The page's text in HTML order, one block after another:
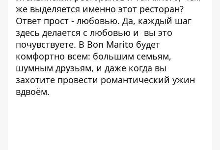
же выделяется именно этот ресторан?
Ответ прост - любовью. Да, каждый шаг
здесь делается с любовью и вы это
почувствуете. В Bon Marito будет
комфортно всем: большим семьям,
шумным друзьям, и даже когда вы
захотите провести романтический ужин
вдвоём.